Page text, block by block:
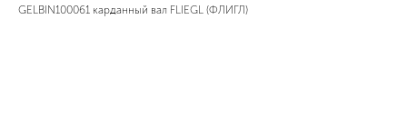
GELBIN100061 карданный вал FLIEGL (ФЛИГЛ)